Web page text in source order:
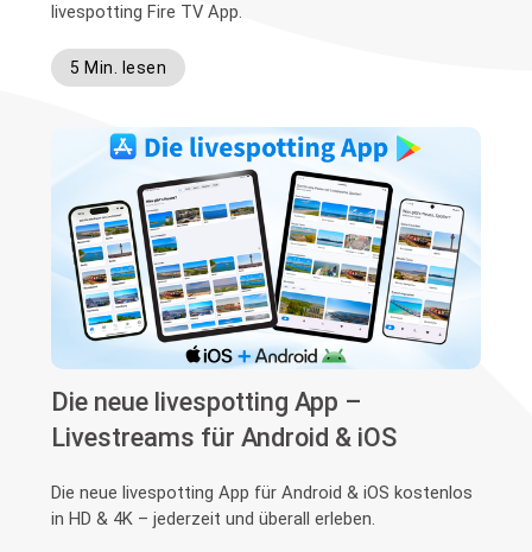
livespotting Fire TV App.
5 Min. lesen
Die neue livespotting App –
Livestreams für Android & iOS
Die neue livespotting App für Android & iOS kostenlos
in HD & 4K – jederzeit und überall erleben.